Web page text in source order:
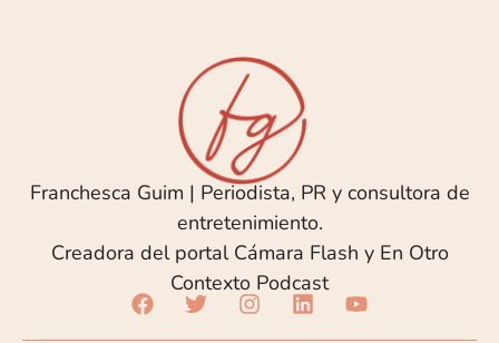
Franchesca Guim | Periodista, PR y consultora de
entretenimiento.
Creadora del portal Cámara Flash y En Otro
Contexto Podcast